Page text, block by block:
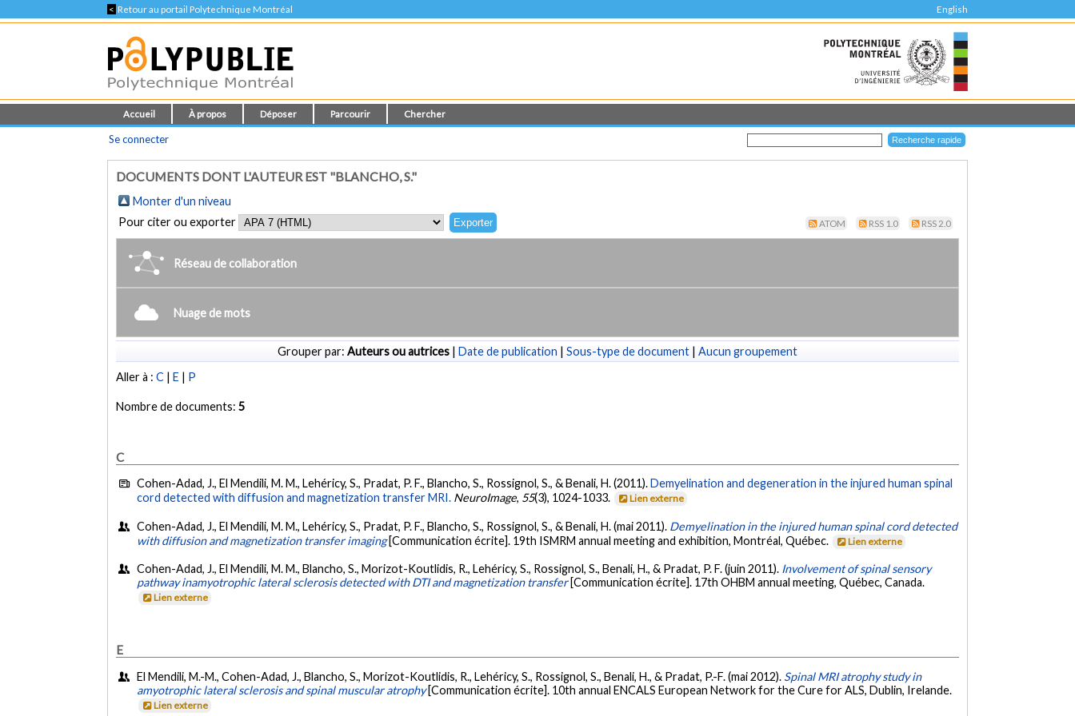
< Retour au portail Polytechnique Montréal English
Accueil À propos Déposer Parcourir Chercher
Se connecter
DOCUMENTS DONT L'AUTEUR EST "BLANCHO, S."
Monter d'un niveau
Pour citer ou exporter
ATOM RSS 1.0 RSS 2.0
Réseau de collaboration
Nuage de mots
Grouper par: Auteurs ou autrices | Date de publication | Sous-type de document | Aucun groupement
Aller à :C |E | P
Nombre de documents:5
C
Cohen-Adad, J., El Mendili, M. M., Lehéricy, S., Pradat, P. F., Blancho, S., Rossignol, S., & Benali, H. (2011).Demyelination and degeneration in the injured human spinal
cord detected with diffusion and magnetization transfer MRI. NeuroImage, 55(3), 1024-1033. Lien externe
Cohen-Adad, J., El Mendili, M. M., Lehéricy, S., Pradat, P. F., Blancho, S., Rossignol, S., & Benali, H. (mai 2011). Demyelination in the injured human spinal cord detected
with diffusion and magnetization transfer imaging [Communication écrite]. 19th ISMRM annual meeting and exhibition, Montréal, Québec. Lien externe
Cohen-Adad, J., El Mendili, M. M., Blancho, S., Morizot-Koutlidis, R., Lehéricy, S., Rossignol, S., Benali, H., & Pradat, P. F. (juin 2011). Involvement of spinal sensory
pathway inamyotrophic lateral sclerosis detected with DTI and magnetization transfer [Communication écrite]. 17th OHBM annual meeting, Québec, Canada.
Lien externe
E
El Mendili, M.-M., Cohen-Adad, J., Blancho, S., Morizot-Koutlidis, R., Lehéricy, S., Rossignol, S., Benali, H., & Pradat, P.-F. (mai 2012). Spinal MRI atrophy study in
amyotrophic lateral sclerosis and spinal muscular atrophy [Communication écrite]. 10th annual ENCALS European Network for the Cure for ALS, Dublin, Irelande.
Lien externe